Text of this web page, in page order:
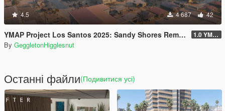
4.5 4 687 42
YMAP Project Los Santos 2025: Sandy Shores Remastered 1.0 YMAP
By GeggletonHigglesnut
Останні файли(Подивитися усі)